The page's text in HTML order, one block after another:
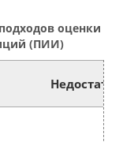
оценки
(ПИИ)
Недостатки